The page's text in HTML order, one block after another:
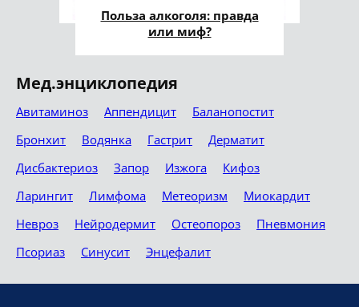
Польза алкоголя: правда
или миф?
Мед.энциклопедия
Авитаминоз Аппендицит
Баланопостит
Бронхит
Водянка Гастрит
Дерматит
Дисбактериоз
Запор Изжога
Кифоз
Ларингит
Лимфома Метеоризм
Миокардит
Невроз
Нейродермит Остеопороз
Пневмония
Псориаз
Синусит Энцефалит